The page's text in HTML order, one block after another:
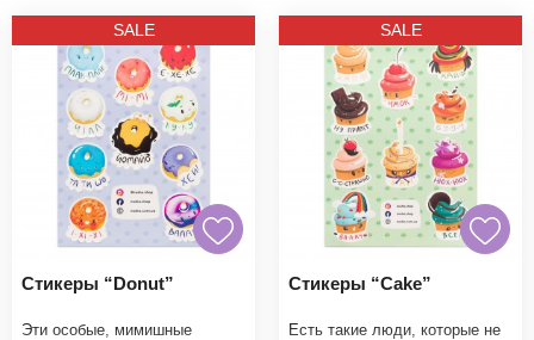
SALE
Стикеры “Donut”
Эти особые, мимишные
SALE
Стикеры “Cake”
Есть такие люди, которые не